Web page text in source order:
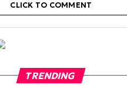
CLICK TO COMMENT
TRENDING